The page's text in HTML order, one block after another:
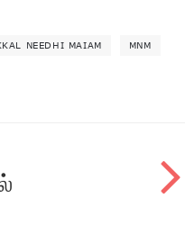
NEEDHI MAIAM MNM